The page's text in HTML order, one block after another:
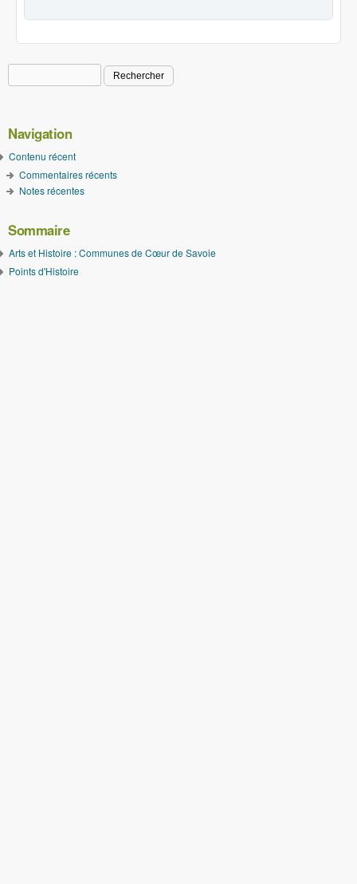
Formulaire de recherche
Navigation
Contenu récent
Commentaires récents
Notes récentes
Sommaire
Arts et Histoire : Communes de Cœur de Savoie
Points d'Histoire